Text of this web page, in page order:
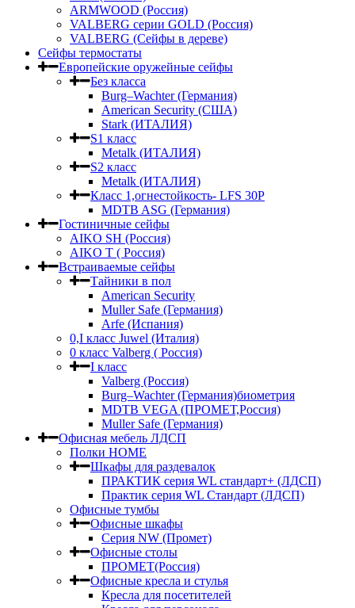
ARMWOOD (Россия)
VALBERG серии GOLD (Россия)
VALBERG (Сейфы в дереве)
Сейфы термостаты
Европейские оружейные сейфы
Без класса
Burg–Wachter (Германия)
American Security (США)
Stark (ИТАЛИЯ)
S1 класс
Metalk (ИТАЛИЯ)
S2 класс
Metalk (ИТАЛИЯ)
Класс 1,огнестойкость- LFS 30P
MDTB ASG (Германия)
Гостиничные сейфы
AIKO SH (Россия)
AIKO Т ( Россия)
Встраиваемые сейфы
Тайники в пол
American Security
Muller Safe (Германия)
Arfe (Испания)
0,I класс Juwel (Италия)
0 класс Valberg ( Россия)
I класс
Valberg (Россия)
Burg–Wachter (Германия)биометрия
MDTB VEGA (ПРОМЕТ,Россия)
Muller Safe (Германия)
Офисная мебель ЛДСП
Полки HOME
Шкафы для раздевалок
ПРАКТИК серия WL стандарт+ (ЛДСП)
Практик серия WL Стандарт (ЛДСП)
Офисные тумбы
Офисные шкафы
Серия NW (Промет)
Офисные столы
ПРОМЕТ(Россия)
Офисные кресла и стулья
Кресла для посетителей